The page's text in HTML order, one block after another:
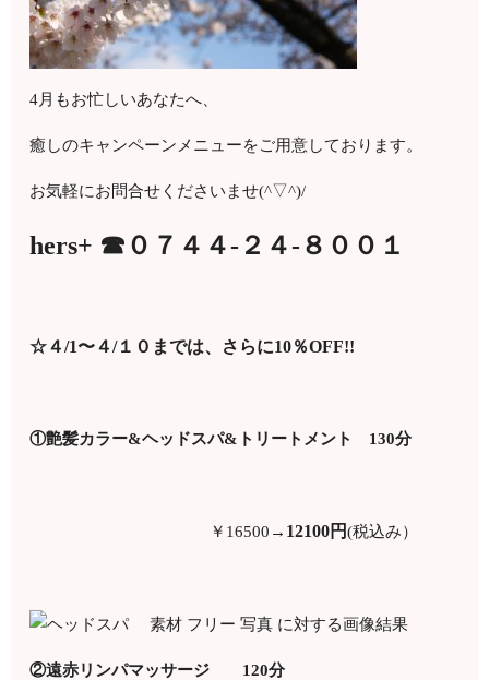
4月もお忙しいあなたへ、
癒しのキャンペーンメニューをご用意しております。
お気軽にお問合せくださいませ(^▽^)/
hers+ ☎０７４４-２４-８００１
☆４/1〜４/１０までは、さらに10％OFF!!
①艶髪カラー&ヘッドスパ&トリートメント 130分
￥16500→ 12100円(税込み）
②遠赤リンパマッサージ 120分